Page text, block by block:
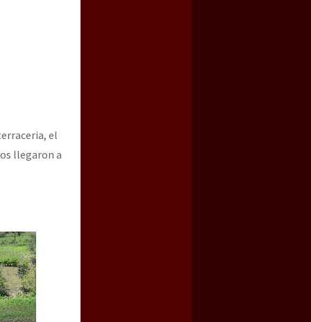
el
llegaron a